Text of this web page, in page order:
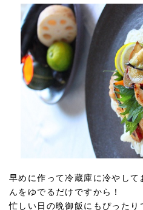
早めに作って冷蔵庫に冷やし
んをゆでるだけですから！
忙しい日の晩御飯にもぴったり